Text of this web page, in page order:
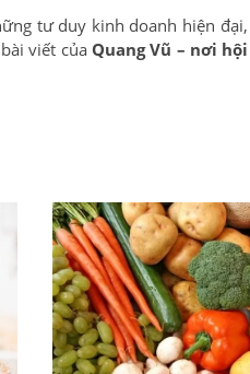
tư duy kinh doanh hiện
viết của Quang Vũ – nơi